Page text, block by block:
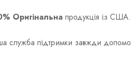
Оригінальна продукція із США.
служба підтримки завжди